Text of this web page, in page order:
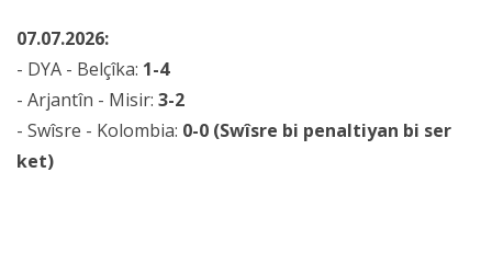
07.07.2026:
- DYA - Belçîka: 1-4
- Arjantîn - Misir: 3-2
- Swîsre - Kolombia: 0-0 (Swîsre bi penaltiyan bi ser
ket)